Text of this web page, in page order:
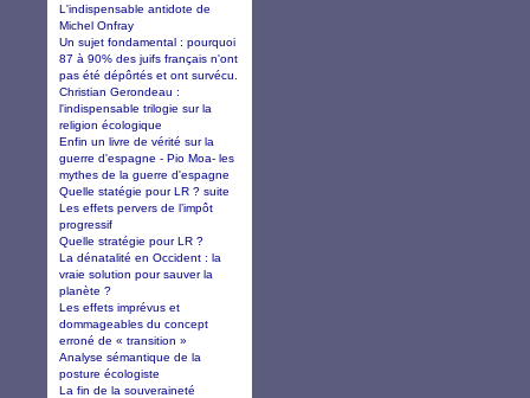
L'indispensable antidote de
Michel Onfray
Un sujet fondamental : pourquoi
87 à 90% des juifs français n'ont
pas été dépôrtés et ont survécu.
Christian Gerondeau :
l'indispensable trilogie sur la
religion écologique
Enfin un livre de vérité sur la
guerre d'espagne - Pio Moa- les
mythes de la guerre d'espagne
Quelle statégie pour LR ? suite
Les effets pervers de l’impôt
progressif
Quelle stratégie pour LR ?
La dénatalité en Occident : la
vraie solution pour sauver la
planète ?
Les effets imprévus et
dommageables du concept
erroné de « transition »
Analyse sémantique de la
posture écologiste
La fin de la souveraineté